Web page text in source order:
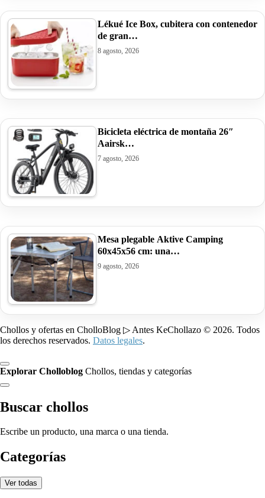
Lékué Ice Box, cubitera con contenedor
de gran…
8 agosto, 2026
Bicicleta eléctrica de montaña 26″
Aairsk…
7 agosto, 2026
Mesa plegable Aktive Camping
60x45x56 cm: una…
9 agosto, 2026
Chollos y ofertas en CholloBlog ▷ Antes KeChollazo © 2026. Todos
los derechos reservados. Datos legales.
Explorar Cholloblog Chollos, tiendas y categorías
Buscar chollos
Escribe un producto, una marca o una tienda.
Categorías
Ver todas